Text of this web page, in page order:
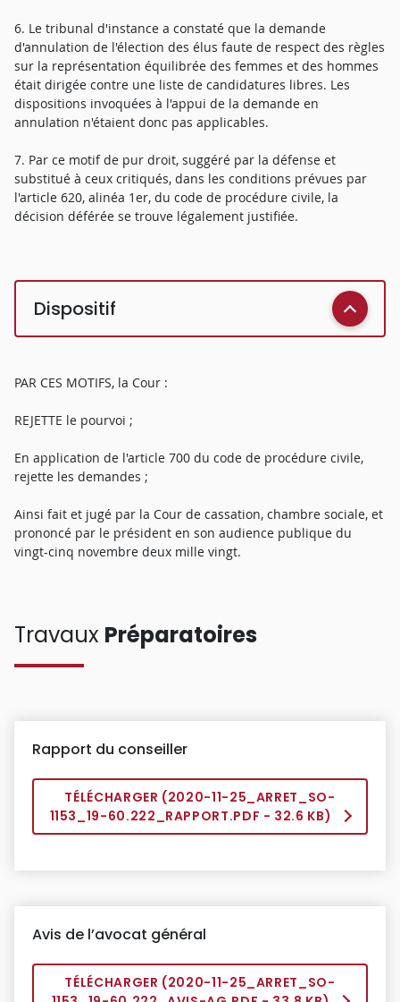
6. Le tribunal d'instance a constaté que la demande
d'annulation de l'élection des élus faute de respect des règles
sur la représentation équilibrée des femmes et des hommes
était dirigée contre une liste de candidatures libres. Les
dispositions invoquées à l'appui de la demande en
annulation n'étaient donc pas applicables.
7. Par ce motif de pur droit, suggéré par la défense et
substitué à ceux critiqués, dans les conditions prévues par
l'article 620, alinéa 1er, du code de procédure civile, la
décision déférée se trouve légalement justifiée.
Dispositif
PAR CES MOTIFS, la Cour :
REJETTE le pourvoi ;
En application de l'article 700 du code de procédure civile,
rejette les demandes ;
Ainsi fait et jugé par la Cour de cassation, chambre sociale, et
prononcé par le président en son audience publique du
vingt-cinq novembre deux mille vingt.
Travaux Préparatoires
Rapport du conseiller
TÉLÉCHARGER (2020-11-25_ARRET_SO-
1153_19-60.222_RAPPORT.PDF - 32.6 KB)
Avis de l’avocat général
TÉLÉCHARGER (2020-11-25_ARRET_SO-